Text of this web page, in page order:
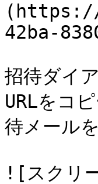
(https://
42ba-
招待ダイ
URLをコ
待メール
![スクリ